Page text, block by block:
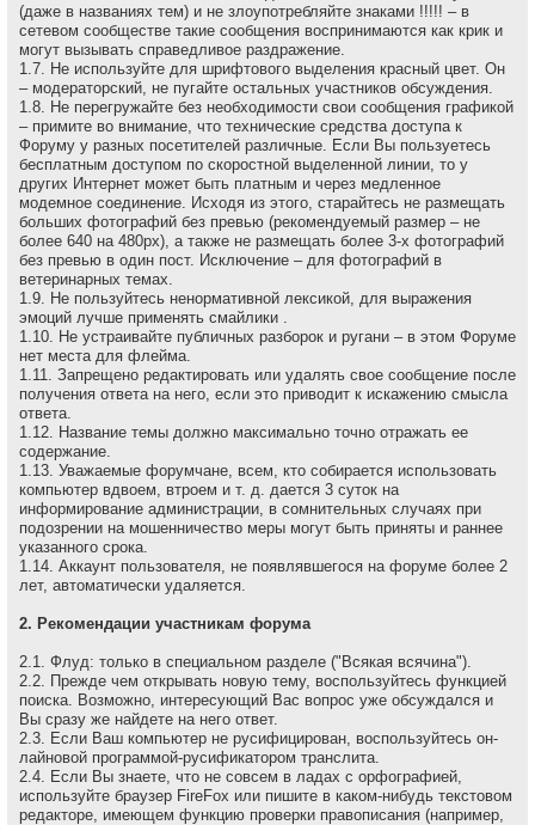
(даже в названиях тем) и не злоупотребляйте знаками !!!!! – в
сетевом сообществе такие сообщения воспринимаются как крик и
могут вызывать справедливое раздражение.
1.7. Не используйте для шрифтового выделения красный цвет. Он
– модераторский, не пугайте остальных участников обсуждения.
1.8. Не перегружайте без необходимости свои сообщения графикой
– примите во внимание, что технические средства доступа к
Форуму у разных посетителей различные. Если Вы пользуетесь
бесплатным доступом по скоростной выделенной линии, то у
других Интернет может быть платным и через медленное
модемное соединение. Исходя из этого, старайтесь не размещать
больших фотографий без превью (рекомендуемый размер – не
более 640 на 480рх), а также не размещать более 3-х фотографий
без превью в один пост. Исключение – для фотографий в
ветеринарных темах.
1.9. Не пользуйтесь ненормативной лексикой, для выражения
эмоций лучше применять смайлики .
1.10. Не устраивайте публичных разборок и ругани – в этом Форуме
нет места для флейма.
1.11. Запрещено редактировать или удалять свое сообщение после
получения ответа на него, если это приводит к искажению смысла
ответа.
1.12. Название темы должно максимально точно отражать ее
содержание.
1.13. Уважаемые форумчане, всем, кто собирается использовать
компьютер вдвоем, втроем и т. д. дается 3 суток на
информирование администрации, в сомнительных случаях при
подозрении на мошенничество меры могут быть приняты и раннее
указанного срока.
1.14. Аккаунт пользователя, не появлявшегося на форуме более 2
лет, автоматически удаляется.
2. Рекомендации участникам форума
2.1. Флуд: только в специальном разделе ("Всякая всячина").
2.2. Прежде чем открывать новую тему, воспользуйтесь функцией
поиска. Возможно, интересующий Вас вопрос уже обсуждался и
Вы сразу же найдете на него ответ.
2.3. Если Ваш компьютер не русифицирован, воспользуйтесь он-
лайновой программой-русификатором транслита.
2.4. Если Вы знаете, что не совсем в ладах с орфографией,
используйте браузер FireFox или пишите в каком-нибудь текстовом
редакторе, имеющем функцию проверки правописания (например,